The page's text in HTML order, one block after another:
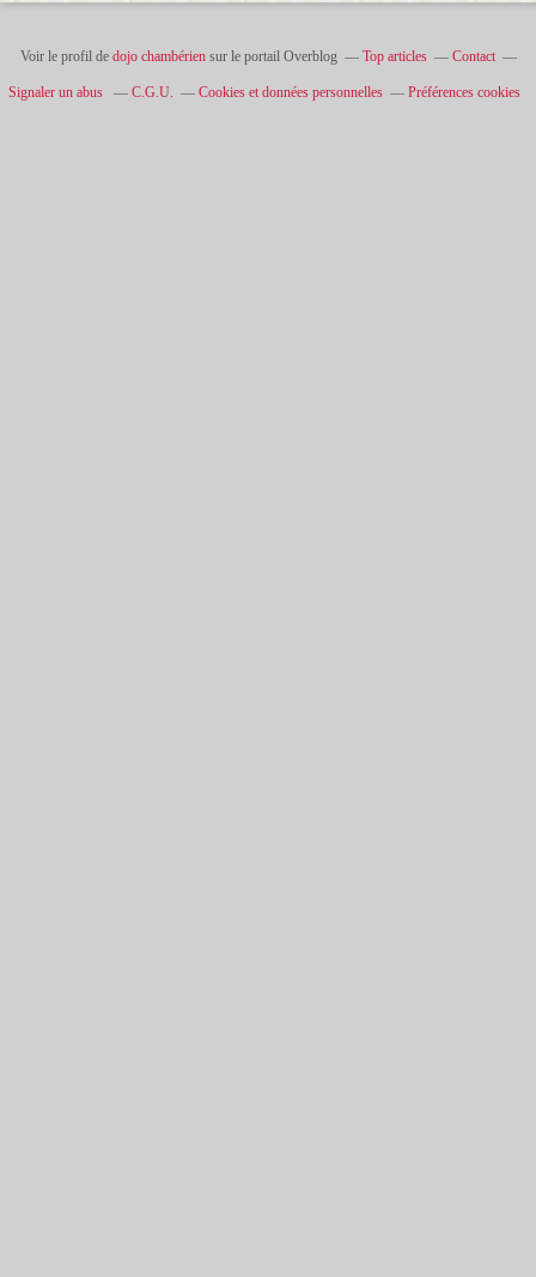
Voir le profil de dojo chambériensur le portail Overblog Top articles Contact
Signaler un abus C.G.U. Cookies et données personnelles Préférences cookies